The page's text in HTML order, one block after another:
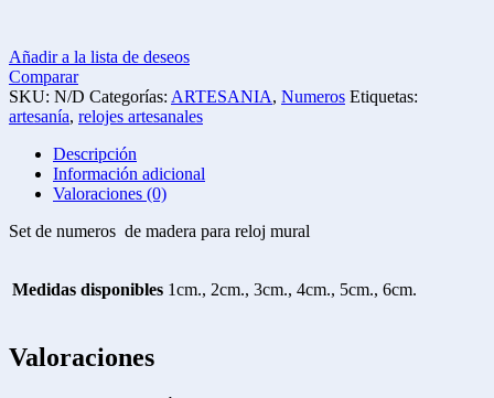
Añadir a la lista de deseos
Comparar
SKU: N/D Categorías: ARTESANIA, Numeros Etiquetas:
artesanía, relojes artesanales
Descripción
Información adicional
Valoraciones (0)
Set de numeros de madera para reloj mural
Medidas disponibles 1cm., 2cm., 3cm., 4cm., 5cm., 6cm.
Valoraciones